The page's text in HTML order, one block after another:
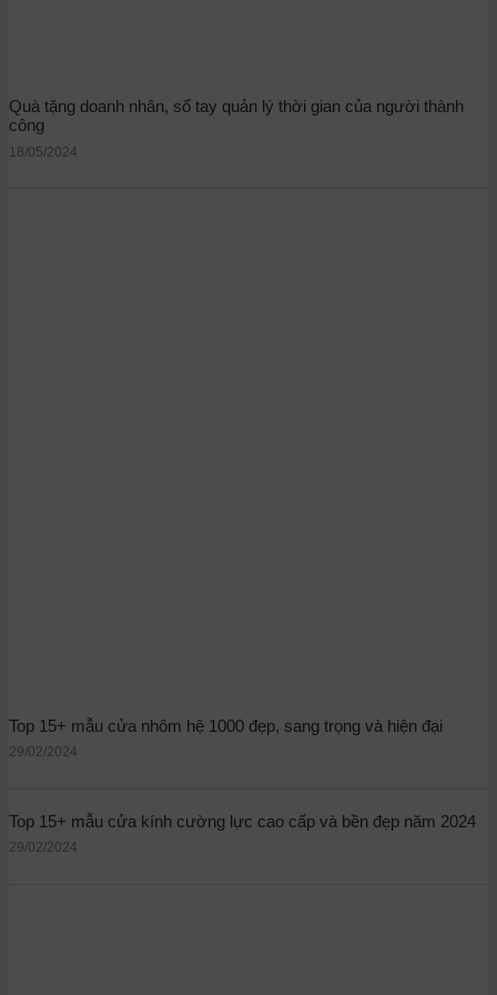
Quà tặng doanh nhân, sổ tay quản lý thời gian của người thành
công
18/05/2024
Top 15+ mẫu cửa nhôm hệ 1000 đẹp, sang trọng và hiện đại
29/02/2024
Top 15+ mẫu cửa kính cường lực cao cấp và bền đẹp năm 2024
29/02/2024